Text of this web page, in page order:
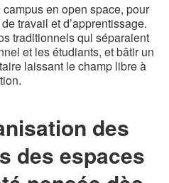
en open space, pour
travail et d’apprentissage.
traditionnels qui séparaient
et les étudiants, et bâtir un
laissant le champ libre à
des
des espaces